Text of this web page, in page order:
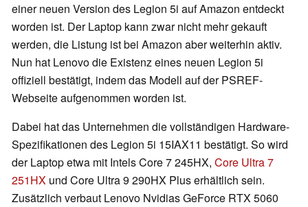
einer neuen Version des Legion 5i auf Amazon entdeckt
worden ist. Der Laptop kann zwar nicht mehr gekauft
werden, die Listung ist bei Amazon aber weiterhin aktiv.
Nun hat Lenovo die Existenz eines neuen Legion 5i
offiziell bestätigt, indem das Modell auf der PSREF-
Webseite aufgenommen worden ist.
Dabei hat das Unternehmen die vollständigen Hardware-
Spezifikationen des Legion 5i 15IAX11 bestätigt. So wird
der Laptop etwa mit Intels Core 7 245HX, Core Ultra 7
251HX und Core Ultra 9 290HX Plus erhältlich sein.
Zusätzlich verbaut Lenovo Nvidias GeForce RTX 5060